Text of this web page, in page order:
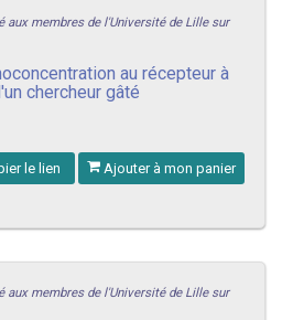
aux membres de l'Université de Lille sur
au récepteur à
chercheur gâté
le lien Ajouter à mon panier
aux membres de l'Université de Lille sur